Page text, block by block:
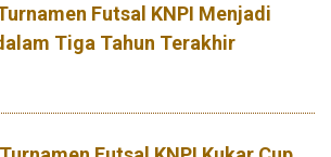
Futsal KNPI Menjadi
Tiga Tahun Terakhir